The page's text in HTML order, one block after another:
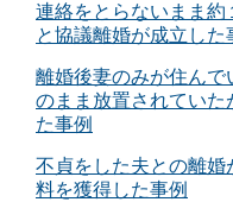
連絡をとらないまま約
と協議離婚が成立した
離婚後妻のみが住ん
のまま放置されていた
た事例
不貞をした夫との離
料を獲得した事例